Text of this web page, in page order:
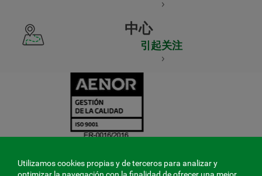
中心
引起关注
Utilizamos cookies propias y de terceros para analizar y